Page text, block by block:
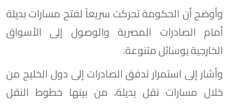
وأوضح أن الحكومة تحركت سريعاً لفتح مسارات بديلة
أمام الصادرات المصرية والوصول إلى الأسواق
الخارجية بوسائل متنوعة.
وأشار إلى استمرار تدفق الصادرات إلى دول الخليج من
خلال مسارات نقل بديلة، من بينها خطوط النقل